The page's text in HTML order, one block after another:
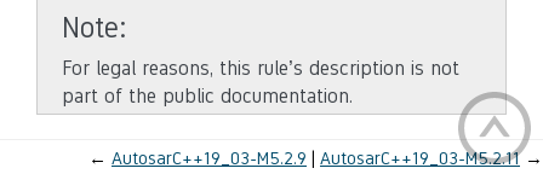
Note
For legal reasons, this rule’s description is not
part of the public documentation.
← AutosarC++19_03-M5.2.9 AutosarC++19_03-M5.2.11→